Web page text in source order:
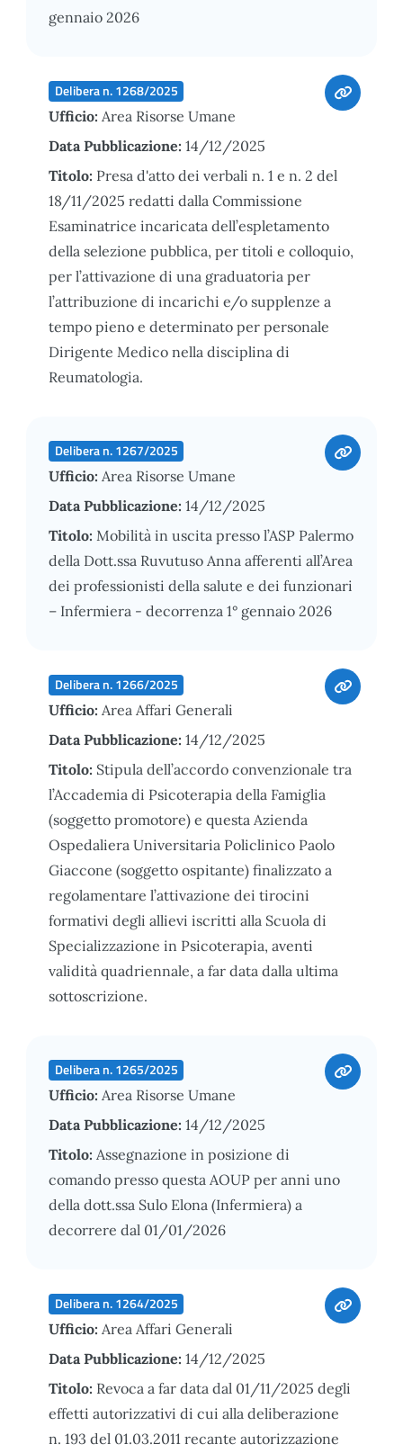
gennaio 2026
Delibera n. 1268/2025
Ufficio: Area Risorse Umane
Data Pubblicazione: 14/12/2025
Titolo: Presa d'atto dei verbali n. 1 e n. 2 del
18/11/2025 redatti dalla Commissione
Esaminatrice incaricata dell’espletamento
della selezione pubblica, per titoli e colloquio,
per l’attivazione di una graduatoria per
l’attribuzione di incarichi e/o supplenze a
tempo pieno e determinato per personale
Dirigente Medico nella disciplina di
Reumatologia.
Delibera n. 1267/2025
Ufficio: Area Risorse Umane
Data Pubblicazione: 14/12/2025
Titolo: Mobilità in uscita presso l’ASP Palermo
della Dott.ssa Ruvutuso Anna afferenti all’Area
dei professionisti della salute e dei funzionari
– Infermiera - decorrenza 1° gennaio 2026
Delibera n. 1266/2025
Ufficio: Area Affari Generali
Data Pubblicazione: 14/12/2025
Titolo: Stipula dell’accordo convenzionale tra
l’Accademia di Psicoterapia della Famiglia
(soggetto promotore) e questa Azienda
Ospedaliera Universitaria Policlinico Paolo
Giaccone (soggetto ospitante) finalizzato a
regolamentare l’attivazione dei tirocini
formativi degli allievi iscritti alla Scuola di
Specializzazione in Psicoterapia, aventi
validità quadriennale, a far data dalla ultima
sottoscrizione.
Delibera n. 1265/2025
Ufficio: Area Risorse Umane
Data Pubblicazione: 14/12/2025
Titolo: Assegnazione in posizione di
comando presso questa AOUP per anni uno
della dott.ssa Sulo Elona (Infermiera) a
decorrere dal 01/01/2026
Delibera n. 1264/2025
Ufficio: Area Affari Generali
Data Pubblicazione: 14/12/2025
Titolo: Revoca a far data dal 01/11/2025 degli
effetti autorizzativi di cui alla deliberazione
n. 193 del 01.03.2011 recante autorizzazione